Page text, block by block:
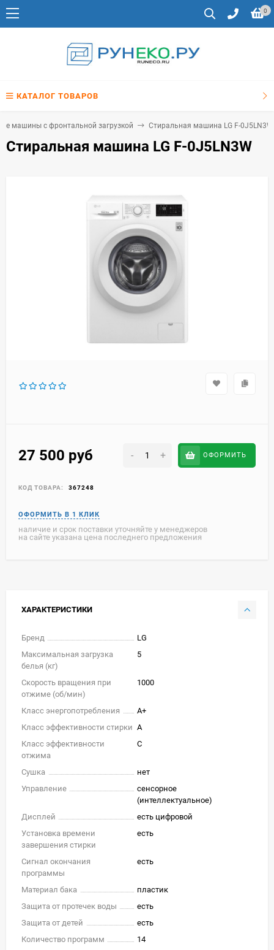
0
КАТАЛОГ ТОВАРОВ
машины с фронтальной загрузкой Стиральная машина LG F-0J5LN3W
Стиральная машина LG F-0J5LN3W
27 500 руб - + ОФОРМИТЬ
КОД ТОВАРА: 367248
наличие и срок поставки уточняйте у менеджеров
на сайте указана цена последнего предложения
ХАРАКТЕРИСТИКИ
Бренд
LG
Максимальная загрузка
белья (кг)
5
Скорость вращения при
отжиме (об/мин)
1000
Класс энергопотребления
A+
Класс эффективности стирки A
Класс эффективности
отжима
C
Сушка
нет
Управление
сенсорное
(интеллектуальное)
Дисплей
есть цифровой
Установка времени
завершения стирки
есть
Сигнал окончания
программы
есть
Материал бака
пластик
Защита от протечек воды
есть
Защита от детей
есть
Количество программ
14